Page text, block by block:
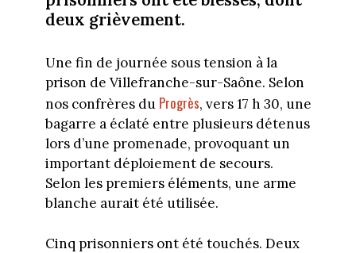
deux grièvement.
Une fin de journée sous tension à la
prison de Villefranche-sur-Saône. Selon
nos confrères du Progrès, vers 17 h 30, une
bagarre a éclaté entre plusieurs détenus
lors d’une promenade, provoquant un
important déploiement de secours.
Selon les premiers éléments, une arme
blanche aurait été utilisée.
Cinq prisonniers ont été touchés. Deux